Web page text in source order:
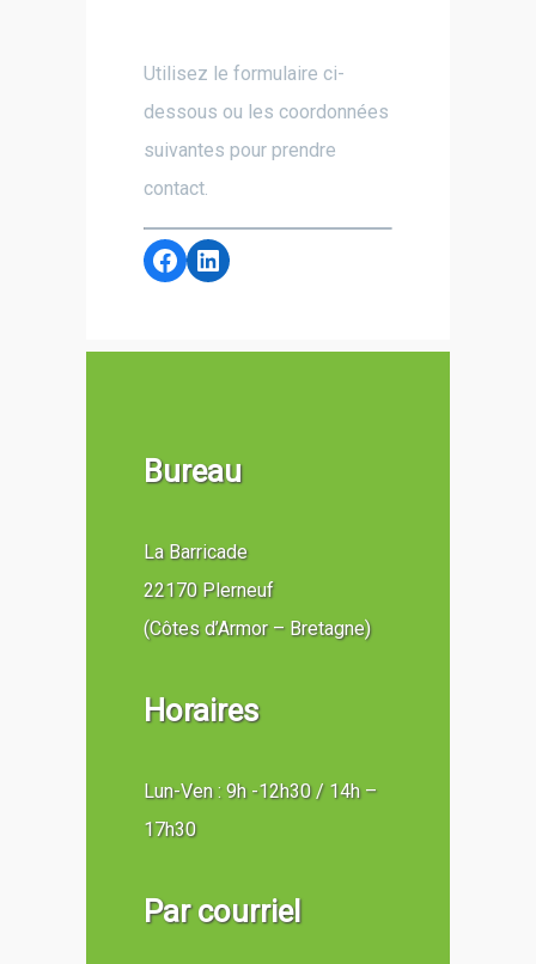
Utilisez le formulaire ci-
dessous ou les coordonnées
suivantes pour prendre
contact.
Bureau
La Barricade
22170 Plerneuf
(Côtes d’Armor – Bretagne)
Horaires
Lun-Ven : 9h -12h30 / 14h –
17h30
Par courriel